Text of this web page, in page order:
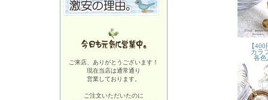
ご来店、ありがとうございます！
現在当店は通常通り
営業しております。
ご注文いただいたのに